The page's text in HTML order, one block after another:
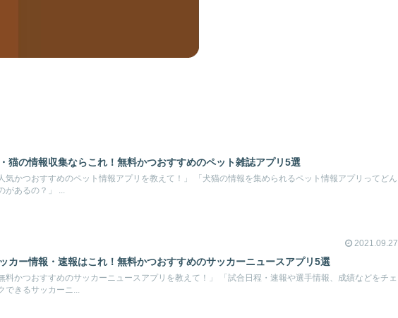
猫の情報収集ならこれ！無料かつおすすめのペット雑誌アプリ5選
人気かつおすすめのペット情報アプリを教えて！」 「犬猫の情報を集められるペット情報アプリってどん
があるの？」 ...
2021.09.27
カー情報・速報はこれ！無料かつおすすめのサッカーニュースアプリ5選
無料かつおすすめのサッカーニュースアプリを教えて！」 「試合日程・速報や選手情報、成績などをチェ
できるサッカーニ...